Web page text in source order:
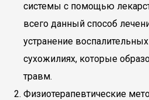
системы с помощью
всего данный способ
устранение
сухожилиях, которые
травм.
Физиотерапевтические